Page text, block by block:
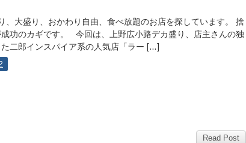
、大盛り、おかわり自由、食べ放題のお店を探しています。 捨
功のカギです。 今回は、上野広小路デカ盛り、店主さんの独
二郎インスパイア系の人気店「ラー […]
Read Post